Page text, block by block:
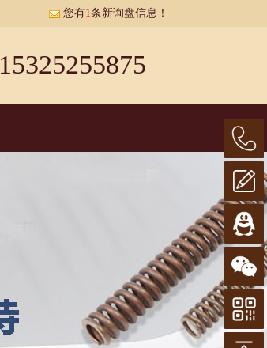
您有1条新询盘信息！
15325255875